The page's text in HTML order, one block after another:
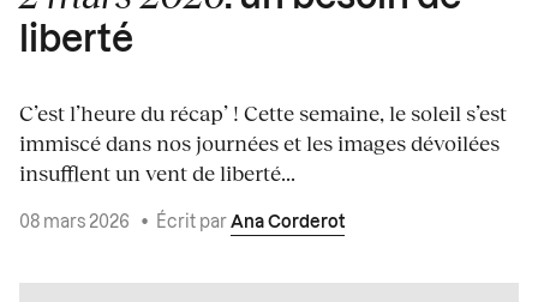
liberté
C’est l’heure du récap’ ! Cette semaine, le soleil s’est
immiscé dans nos journées et les images dévoilées
insufflent un vent de liberté...
08 mars 2026 • Écrit par Ana Corderot